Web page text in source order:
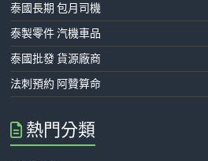
泰國長期 包月司機
泰製零件 汽機車品
泰國批發 貨源廠商
法刺預約 阿贊算命
熱門分類